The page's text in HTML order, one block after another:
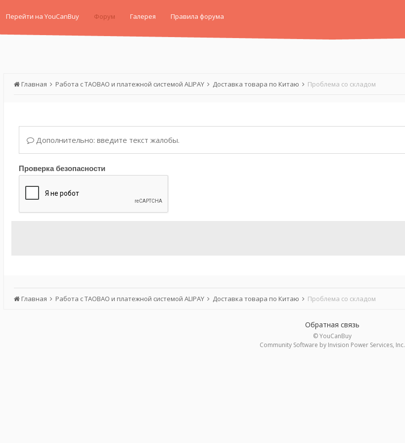
Перейти на YouCanBuy Форум Галерея Правила форума
Главная Работа с TAOBAO и платежной системой ALIPAY Доставка товара по Китаю Проблема со складом
Дополнительно: введите текст жалобы.
Проверка безопасности
Главная Работа с TAOBAO и платежной системой ALIPAY Доставка товара по Китаю Проблема со складом
Обратная связь
© YouCanBuy
Community Software by Invision Power Services, Inc.